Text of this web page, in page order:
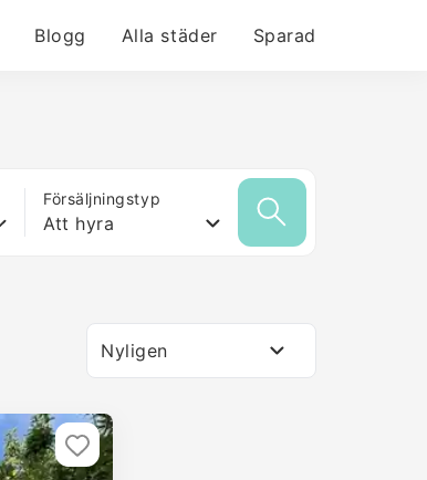
Blogg Alla städer Sparad
Försäljningstyp
Att hyra
Nyligen